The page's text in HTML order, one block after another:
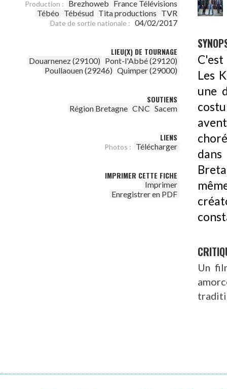
Production : Brezhoweb France Télévisions
Tébéo Tébésud Tita productions TVR
Date de sortie nationale : 04/02/2017
LIEU(X) DE TOURNAGE
Douarnenez (29100) Pont-l'Abbé (29120)
Poullaouen (29246) Quimper (29000)
SOUTIENS
Région Bretagne CNC Sacem
LIENS
Photos : Télécharger
IMPRIMER CETTE FICHE
Imprimer
Enregistrer en PDF
Les
une
dans
Un